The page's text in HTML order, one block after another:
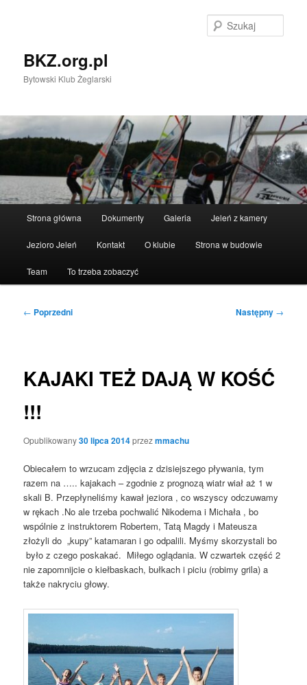
BKZ.org.pl
Bytowski Klub Żeglarski
Strona główna Dokumenty Galeria Jeleń z kamery
Jezioro Jeleń Kontakt O klubie Strona w budowie
Team To trzeba zobaczyć
Nawigacja
← Poprzedni Następny →
KAJAKI TEŻ DAJĄ W KOŚĆ
!!!
Opublikowany30 lipca 2014przezmmachu
Obiecałem to wrzucam zdjęcia z dzisiejszego pływania, tym
razem na ….. kajakach – zgodnie z prognozą wiatr wiał aż 1 w
skali B. Przepłyneliśmy kawał jeziora , co wszyscy odczuwamy
w rękach .No ale trzeba pochwalić Nikodema i Michała , bo
wspólnie z instruktorem Robertem, Tatą Magdy i Mateusza
złożyli do „kupy” katamaran i go odpalili. Myśmy skorzystali bo
było z czego poskakać. Miłego oglądania. W czwartek część 2
nie zapomnijcie o kiełbaskach, bułkach i piciu (robimy grila) a
także nakryciu głowy.